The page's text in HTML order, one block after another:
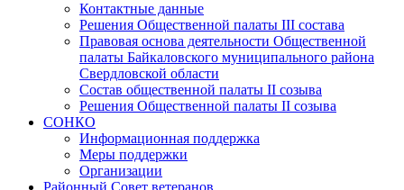
Контактные данные
Решения Общественной палаты III состава
Правовая основа деятельности Общественной
палаты Байкаловского муниципального района
Свердловской области
Состав общественной палаты II созыва
Решения Общественной палаты II созыва
СОНКО
Информационная поддержка
Меры поддержки
Организации
Районный Совет ветеранов